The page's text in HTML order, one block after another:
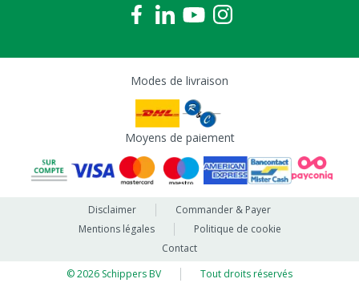
Modes de livraison
Moyens de paiement
Disclaimer
Commander & Payer
Mentions légales
Politique de cookie
Contact
© 2026 Schippers BV
Tout droits réservés